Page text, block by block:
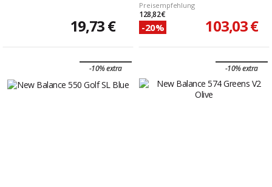
19,73 €
Preisempfehlung
128,82 €
-20% 103,03 €
-10% extra -10% extra